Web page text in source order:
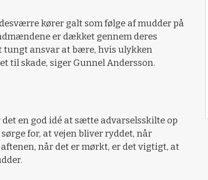
kører galt som følge af mudder på
er dækket gennem deres
tungt ansvar at bære, hvis ulykken
til skade, siger Gunnel Andersson.
en god idé at sætte advarselsskilte op
for, at vejen bliver ryddet, når
når det er mørkt, er det vigtigt, at